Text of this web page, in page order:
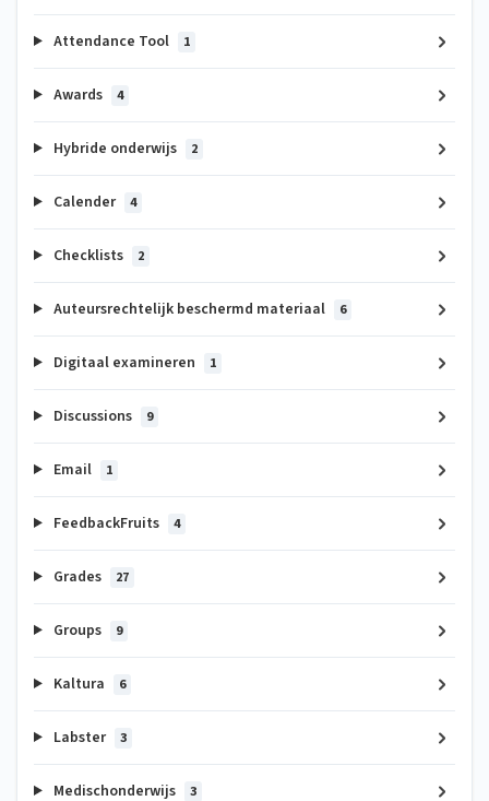
Attendance Tool 1
Awards 4
Hybride onderwijs 2
Calender 4
Checklists 2
Auteursrechtelijk beschermd materiaal 6
Digitaal examineren 1
Discussions 9
Email 1
FeedbackFruits 4
Grades 27
Groups 9
Kaltura 6
Labster 3
Medischonderwijs 3